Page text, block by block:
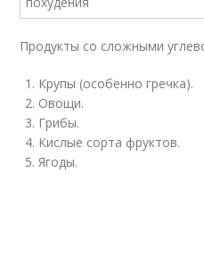
Продукты со сложными
Крупы (особенно гречка).
Овощи.
Грибы.
Кислые сорта фруктов.
Ягоды.